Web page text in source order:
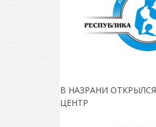
В НАЗРАНИ
ЦЕНТР